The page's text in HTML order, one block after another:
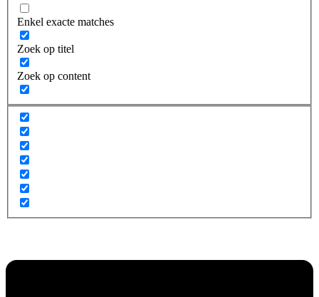
Enkel exacte matches
Zoek op titel
Zoek op content